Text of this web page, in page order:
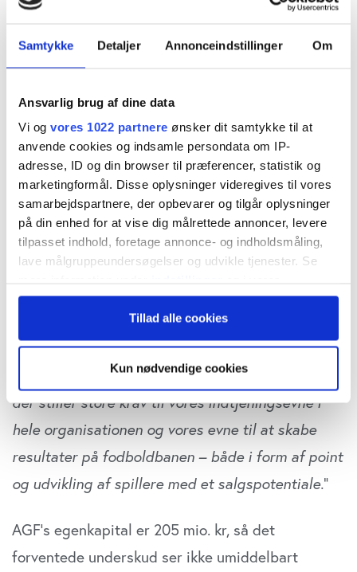
Samtykke Detaljer Annonceindstillinger Om
Ansvarlig brug af dine data
Vi og vores 1022 partnere ønsker dit samtykke til at
anvende cookies og indsamle persondata om IP-
adresse, ID og din browser til præferencer, statistik og
marketingformål. Disse oplysninger videregives til vores
samarbejdspartnere, der opbevarer og tilgår oplysninger
på din enhed for at vise dig målrettede annoncer, levere
tilpasset indhold, foretage annonce- og indholdsmåling,
lave målgruppeundersøgelser og udvikle tjenester. Se
persondatapolitik. Du kan altid trække dit samtykke
tilbage eller ændre indstillinger fra vores
"Cookiedeklaration", eller ved at trykke på "Privacy
Hvis du tillader det, vil vi også gerne:
Indsamle præcise oplysninger om din placering,
der kan være nøjagtig inden for få meter
Identificere din enhed baseret på en scanning af
Dine valg anvendes på hele websitet.
Vi bruger cookies til at tilpasse vores indhold og
annoncer, til at vise dig funktioner til sociale medier og til
Tillad alle cookies
Kun nødvendige cookies
AGF er flyttet fra sin sædvanlige hjemmebane,
Ceres Park, til Vejlby Stadion, mens byggeriet af
stadion i Kongelunden pågår. Overgangsperioden
halvårsregnskabet, at projektet bliver væsentligt
dyrere end ventet. Også for AGF.
Det kan aflæses på AGF’s forventninger til
regnskabsåret 2025/26, som den 19. august blev
nedjusteret med 5 mio. kr. til et forventet resultat
før skat på minus 25-45 mio. kr.
Adm. direktør Jacob Nielsen siger i årsregnskabet
2024/25 fra sidste uge, at ”Forsinkelserne af
stadionbyggeriet er en alvorlig streg i regningen,
der stiller store krav til vores indtjeningsevne i
hele organisationen og vores evne til at skabe
resultater på fodboldbanen – både i form af point
og udvikling af spillere med et salgspotentiale.”
AGF’s egenkapital er 205 mio. kr, så det
forventede underskud ser ikke umiddelbart